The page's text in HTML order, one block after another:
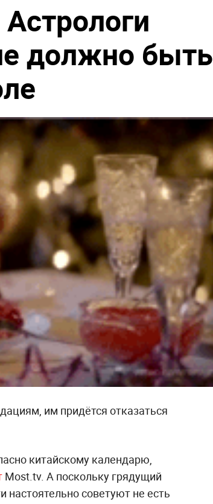
должно быть
им придётся отказаться
китайскому календарю,
Most.tv. А поскольку грядущий
настоятельно советуют не есть